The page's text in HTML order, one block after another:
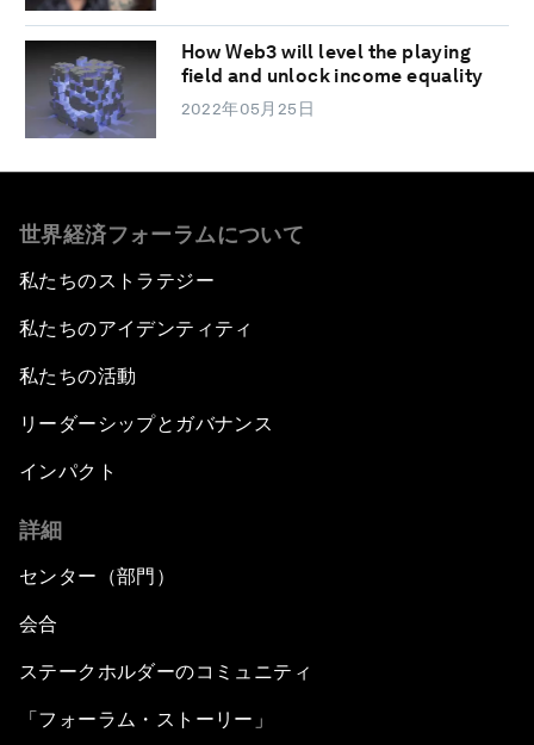
How Web3 will level the playing
field and unlock income equality
2022年05月25日
世界経済フォーラムについて
私たちのストラテジー
私たちのアイデンティティ
私たちの活動
リーダーシップとガバナンス
インパクト
詳細
センター（部門）
会合
ステークホルダーのコミュニティ
「フォーラム・ストーリー」